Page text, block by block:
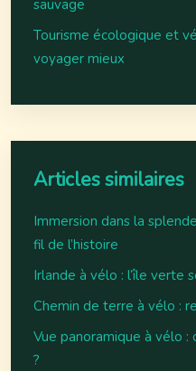
sauvage
Tourisme écologique et
voyager mieux
Articles similaires
Immersion dans la
fil de l’histoire
Irlande à vélo : l’île verte
Chemin de terre à vélo :
Vue panoramique à vélo :
?